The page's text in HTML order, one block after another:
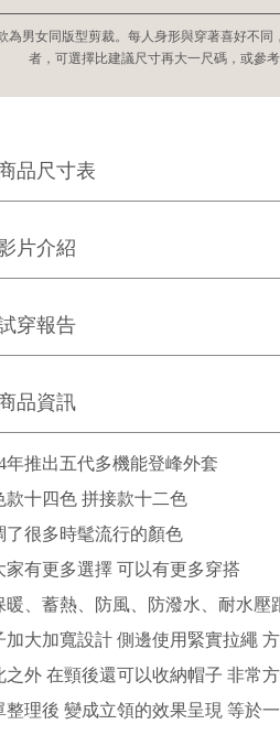
為男女同版型剪裁。每人身形與穿著喜好不同
者，可選擇比建議尺寸再大一尺碼，或參考
品尺寸表
片介紹
穿報告
品資訊
年推出五代多機能登峰外套
款十四色 拼接款十二色
了很多時髦流行的顏色
家有更多選擇 可以有更多穿搭
暖、蓄熱、防風、防潑水、耐水壓
加大加寬設計 側邊使用緊實拉繩
之外 在頸後還可以收納帽子 非常
整理後 變成立領的效果呈現 等於